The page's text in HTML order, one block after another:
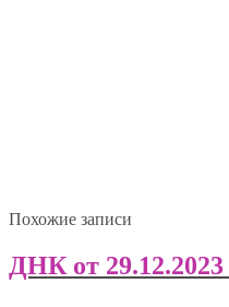
Похожие записи
ДНК от